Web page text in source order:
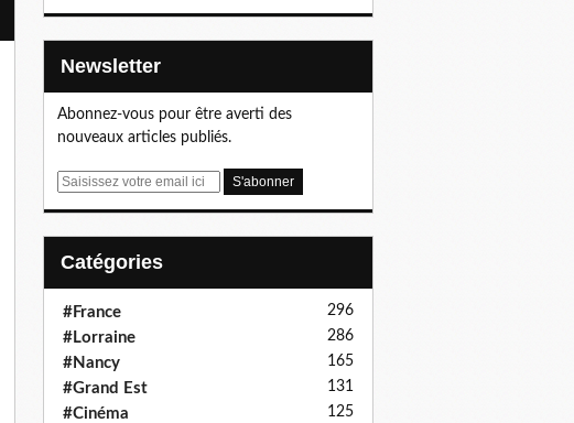
Newsletter
Abonnez-vous pour être averti des
nouveaux articles publiés.
E
Catégories
#France 296
#Lorraine 286
#Nancy 165
#Grand Est 131
#Cinéma 125